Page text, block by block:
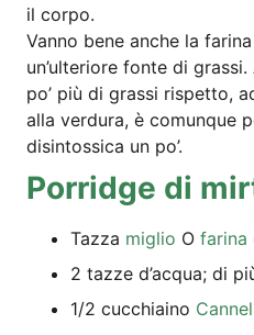
il corpo.
Van­no bene anche la
un’ul­te­rio­re fon­te di
po’ più di gras­si ris­pet­to,
alla ver­du­ra, è comun­que
disin­tos­si­ca un po’.
Por­ridge di
Taz­za miglio O fari­na
2 taz­ze d’ac­qua; di
1/2 cuc­chia­i­no